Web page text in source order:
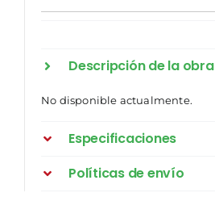
Descripción de la obra
No disponible actualmente.
Especificaciones
Políticas de envío